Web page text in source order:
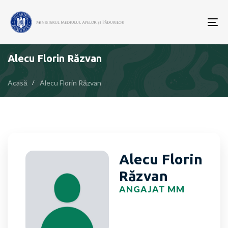
Alecu Florin Răzvan
Acasă Alecu Florin Răzvan
Alecu Florin
Răzvan
ANGAJAT MM